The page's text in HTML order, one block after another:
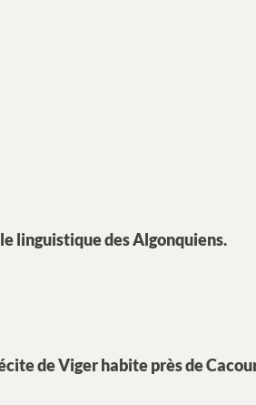
linguistique des Algonquiens.
de Viger habite près de